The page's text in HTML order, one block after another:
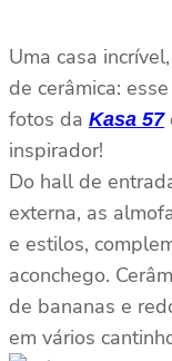
Uma casa
de cerâmica:
fotos da Kasa 57
inspirador!
Do hall de
externa, as
e estilos,
aconchego.
de bananas e
em vários